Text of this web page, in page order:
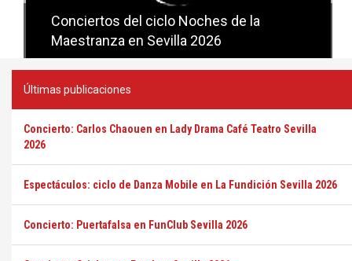
Conciertos del ciclo Noches de la
Maestranza en Sevilla 2026
Conciertos del ciclo Candlelight en
Sevilla
Últimas publicaciones
Concierto: Carlos Chaouen en Lady Drama Café Teatro Sevilla
2026
Espectáculos: ciclo de Danza Mobile en La Fundición Sevilla 2026
Concierto: Puertafalsa en FunClub Sevilla 2026